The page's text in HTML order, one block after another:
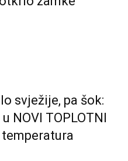
svježije, pa šok:
NOVI TOPLOTNI
temperatura